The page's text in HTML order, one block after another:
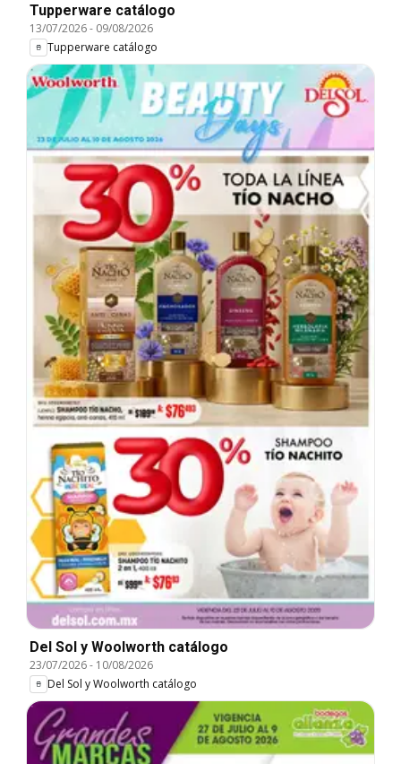
Tupperware catálogo
13/07/2026- 09/08/2026
Tupperware catálogo
Del Sol y Woolworth catálogo
23/07/2026- 10/08/2026
Del Sol y Woolworth catálogo